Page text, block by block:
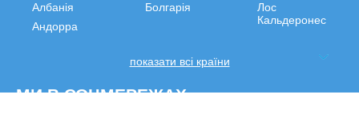
Албанія
Андорра
Болгарія
Лос
Кальдеронес
показати всі країни
МИ В СОЦМЕРЕЖАХ